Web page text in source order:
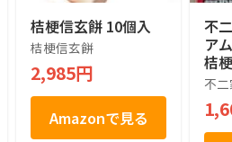
桔梗信玄餅 10個入
桔梗信玄餅
2,985円
Amazonで見る
不
ア
桔
不二